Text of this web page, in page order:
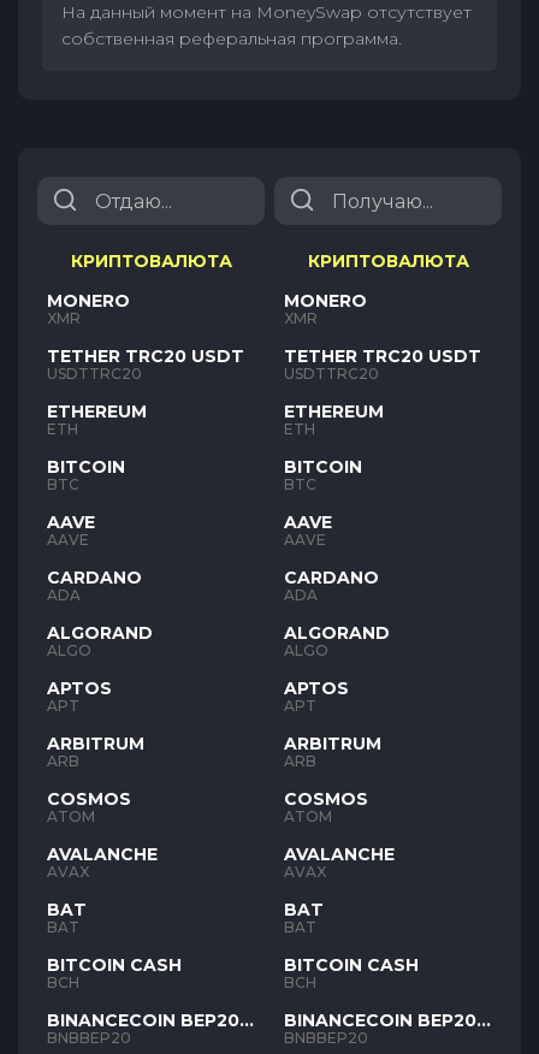
На данный момент на MoneySwap отсутствует
собственная реферальная программа.
КРИПТОВАЛЮТА
MONERO
XMR
TETHER TRC20 USDT
USDTTRC20
ETHEREUM
ETH
BITCOIN
BTC
AAVE
AAVE
CARDANO
ADA
ALGORAND
ALGO
APTOS
APT
ARBITRUM
ARB
COSMOS
ATOM
AVALANCHE
AVAX
BAT
BAT
BITCOIN CASH
BCH
BINANCECOIN BEP20
BNB
BNBBEP20
КРИПТОВАЛЮТА
MONERO
XMR
TETHER TRC20 USDT
USDTTRC20
ETHEREUM
ETH
BITCOIN
BTC
AAVE
AAVE
CARDANO
ADA
ALGORAND
ALGO
APTOS
APT
ARBITRUM
ARB
COSMOS
ATOM
AVALANCHE
AVAX
BAT
BAT
BITCOIN CASH
BCH
BINANCECOIN BEP20
BNB
BNBBEP20